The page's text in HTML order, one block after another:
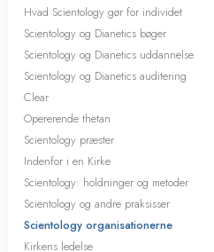
Hvad Scientology gør for individet
Scientology og Dianetics bøger
Scientology og Dianetics uddannelse
Scientology og Dianetics auditering
Clear
Opererende thetan
Scientology præster
Indenfor i en Kirke
Scientology: holdninger og metoder
Scientology og andre praksisser
Scientology organisationerne
Kirkens ledelse